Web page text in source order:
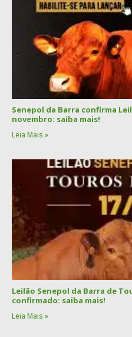
Senepol da Barra confirma
novembro: saiba mais!
Leia Mais »
Leilão Senepol da Barra de
confirmado: saiba mais!
Leia Mais »